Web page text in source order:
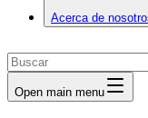
Acerca de
Open main menu